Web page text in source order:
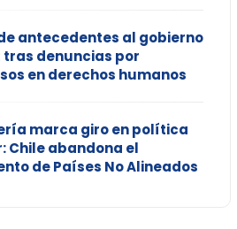
antecedentes al gobierno
tras denuncias por
en derechos humanos
marca giro en política
Chile abandona el
de Países No Alineados